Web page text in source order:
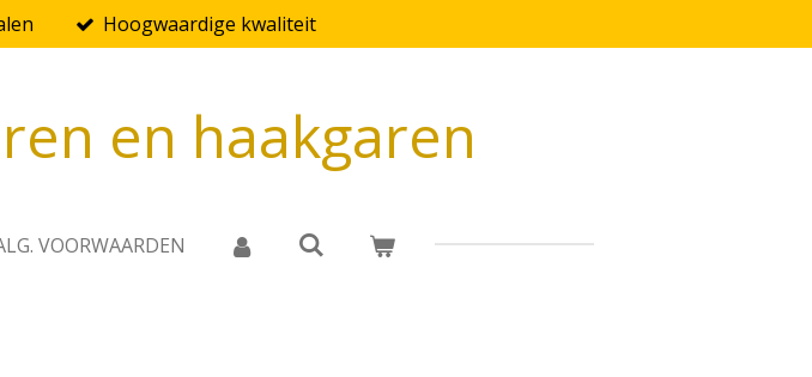
Hoogwaardige kwaliteit
en haakgaren
VOORWAARDEN